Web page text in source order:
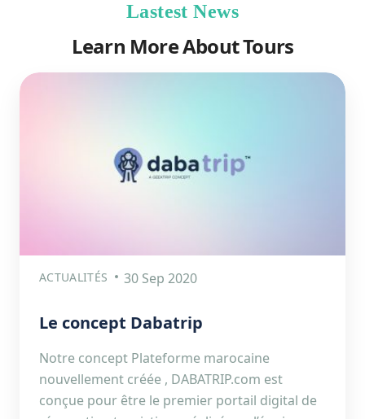
Lastest News
Learn More About Tours
ACTUALITÉS 30 Sep 2020
Le concept Dabatrip
Notre concept Plateforme marocaine
nouvellement créée , DABATRIP.com est
conçue pour être le premier portail digital de